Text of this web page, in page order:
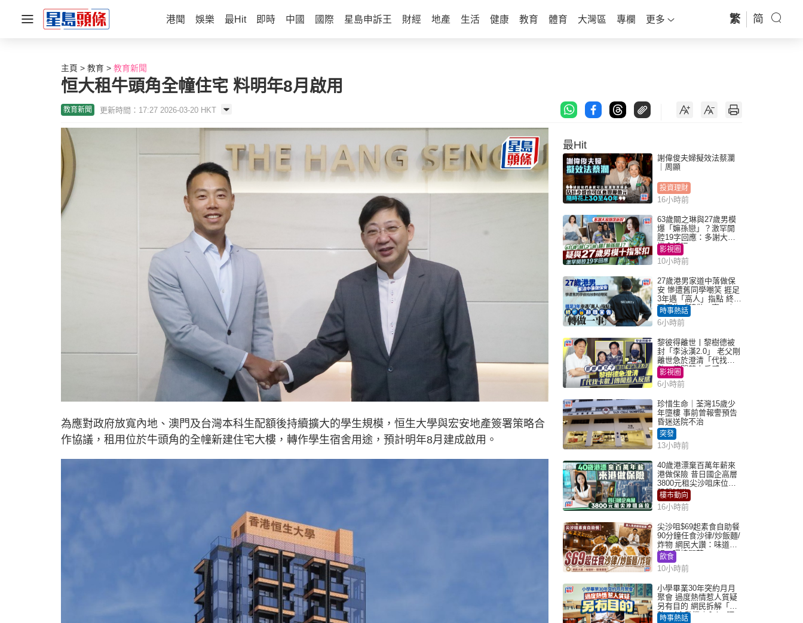
港聞 娛樂 最Hit 即時 中國 國際 星島申訴王 財經 地產 生活 健康 教育 體育 大灣區 專欄 更多 繁 简
主頁 教育 教育新聞
恒大租牛頭角全幢住宅 料明年8月啟用
教育新聞 更新時間：17:27 2026-03-20 HKT
為應對政府放寬內地、澳門及台灣本科生配額後持續擴大的學生規模，恒生大學與宏安地產簽署策略合
作協議，租用位於牛頭角的全幢新建住宅大樓，轉作學生宿舍用途，預計明年8月建成啟用。
最Hit
謝偉俊夫婦擬效法蔡瀾
｜周顯
投資理財
16小時前
63歲關之琳與27歲男模
爆「嫲孫戀」？激罕開
腔19字回應：多謝大家
掛念近況
影視圈
10小時前
27歲港男家道中落做保
安 慘遭舊同學嘲笑 捱足
3年遇「高人」指點 終辭
職宣告「轉做一事」｜
Juicy叮
時事熱話
6小時前
黎彼得離世丨黎樹德被
封「李泳漢2.0」 老父剛
離世急於澄清「代找卡
數」傳聞惹人反感
影視圈
6小時前
珍惜生命｜荃灣15歲少
年墮樓 事前曾報警預告
昏迷送院不治
突發
13小時前
40歲港漂棄百萬年薪來
港做保險 昔日國企高層
3800元租尖沙咀床位｜
租盤Million
樓市動向
16小時前
尖沙咀$69起素食自助餐
90分鐘任食沙律/炒飯麵/
炸物 網民大讚：味道
好，環境闊落
飲食
10小時前
小學畢業30年突約月月
聚會 過度熱情惹人質疑
另有目的 網民拆解「扮
熟」4大動機｜Juicy叮
時事熱話